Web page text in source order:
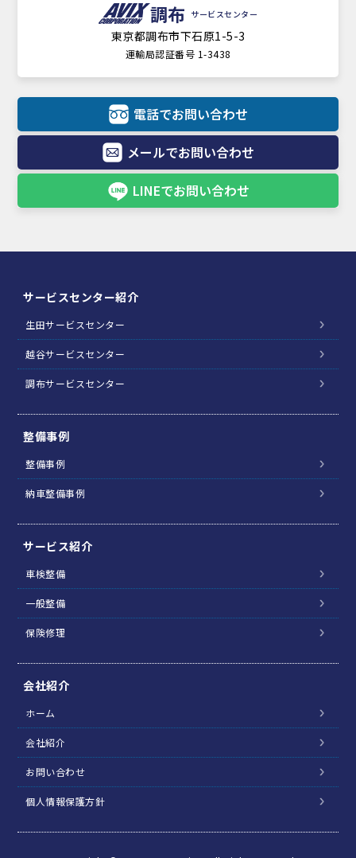
調布 サービスセンター
東京都調布市下石原1-5-3
運輸局認証番号 1-3438
電話でお問い合わせ
メールでお問い合わせ
LINEでお問い合わせ
サービスセンター紹介
生田サービスセンター
越谷サービスセンター
調布サービスセンター
整備事例
整備事例
納車整備事例
サービス紹介
車検整備
一般整備
保険修理
会社紹介
ホーム
会社紹介
お問い合わせ
個人情報保護方針